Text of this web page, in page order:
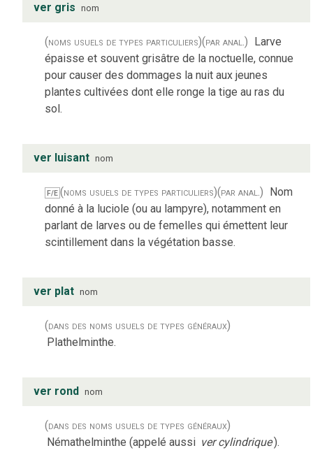
ver gris nom
(noms usuels de types particuliers)(par anal.) Larve
épaisse et souvent grisâtre de la noctuelle, connue
pour causer des dommages la nuit aux jeunes
plantes cultivées dont elle ronge la tige au ras du
sol.
ver luisant nom
F/E (noms usuels de types particuliers)(par anal.) Nom
donné à la luciole (ou au lampyre), notamment en
parlant de larves ou de femelles qui émettent leur
scintillement dans la végétation basse.
ver plat nom
(dans des noms usuels de types généraux)
Plathelminthe.
ver rond nom
(dans des noms usuels de types généraux)
Némathelminthe (appelé aussi ver cylindrique).